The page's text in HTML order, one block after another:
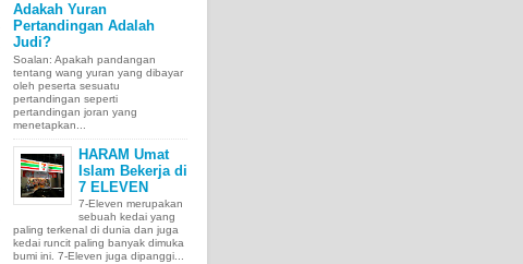
Adakah Yuran
Pertandingan Adalah
Judi?
Soalan: Apakah pandangan
tentang wang yuran yang dibayar
oleh peserta sesuatu
pertandingan seperti
pertandingan joran yang
menetapkan...
HARAM Umat
Islam Bekerja di
7 ELEVEN
7-Eleven merupakan
sebuah kedai yang
paling terkenal di dunia dan juga
kedai runcit paling banyak dimuka
bumi ini. 7-Eleven juga dipanggi...